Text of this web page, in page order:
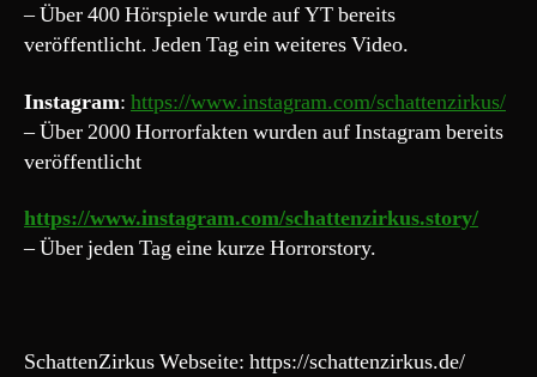
– Über 400 Hörspiele wurde auf YT bereits
veröffentlicht. Jeden Tag ein weiteres Video.
Instagram: https://www.instagram.com/schattenzirkus/
– Über 2000 Horrorfakten wurden auf Instagram bereits
veröffentlicht
https://www.instagram.com/schattenzirkus.story/
– Über jeden Tag eine kurze Horrorstory.
SchattenZirkus Webseite: https://schattenzirkus.de/